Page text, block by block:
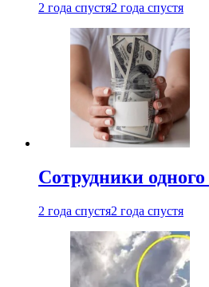
2 года спустя2 года спустя
Сотрудники
2 года спустя2 года спустя